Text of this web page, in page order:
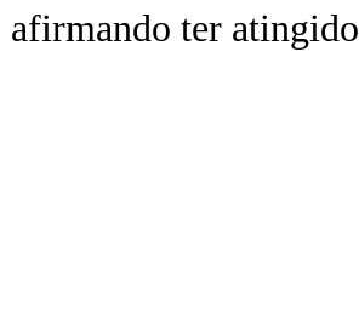
afirmando ter atingido